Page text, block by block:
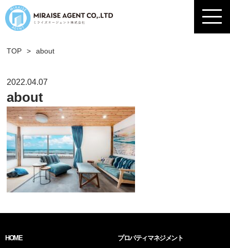
TOP > about
2022.04.07
about
HOME プロパティマネジメント